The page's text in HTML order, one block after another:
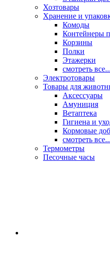
Хозтовары
Хранение и
Комоды
Контейнеры
Корзины
Полки
Этажерки
смотреть все...
Электротовары
Товары для
Аксессуары
Амуниция
Ветаптека
Гигиена и
Кормовые
смотреть все...
Термометры
Песочные часы